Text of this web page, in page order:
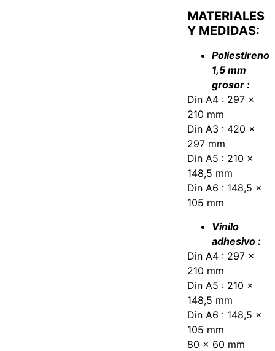
MATERIALES
Y MEDIDAS:
Poliestireno
1,5 mm
grosor :
Din A4 : 297 x
210 mm
Din A3 : 420 x
297 mm
Din A5 : 210 x
148,5 mm
Din A6 : 148,5 x
105 mm
Vinilo
adhesivo :
Din A4 : 297 x
210 mm
Din A5 : 210 x
148,5 mm
Din A6 : 148,5 x
105 mm
80 x 60 mm